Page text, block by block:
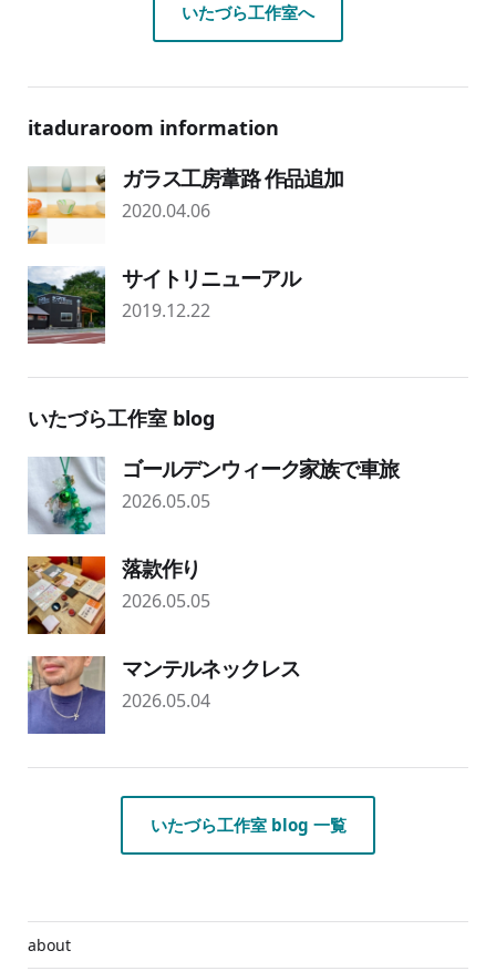
いたづら工作室へ
itaduraroom information
ガラス工房葦路 作品追加
2020.04.06
サイトリニューアル
2019.12.22
いたづら工作室 blog
ゴールデンウィーク家族で車旅
2026.05.05
落款作り
2026.05.05
マンテルネックレス
2026.05.04
いたづら工作室 blog 一覧
about